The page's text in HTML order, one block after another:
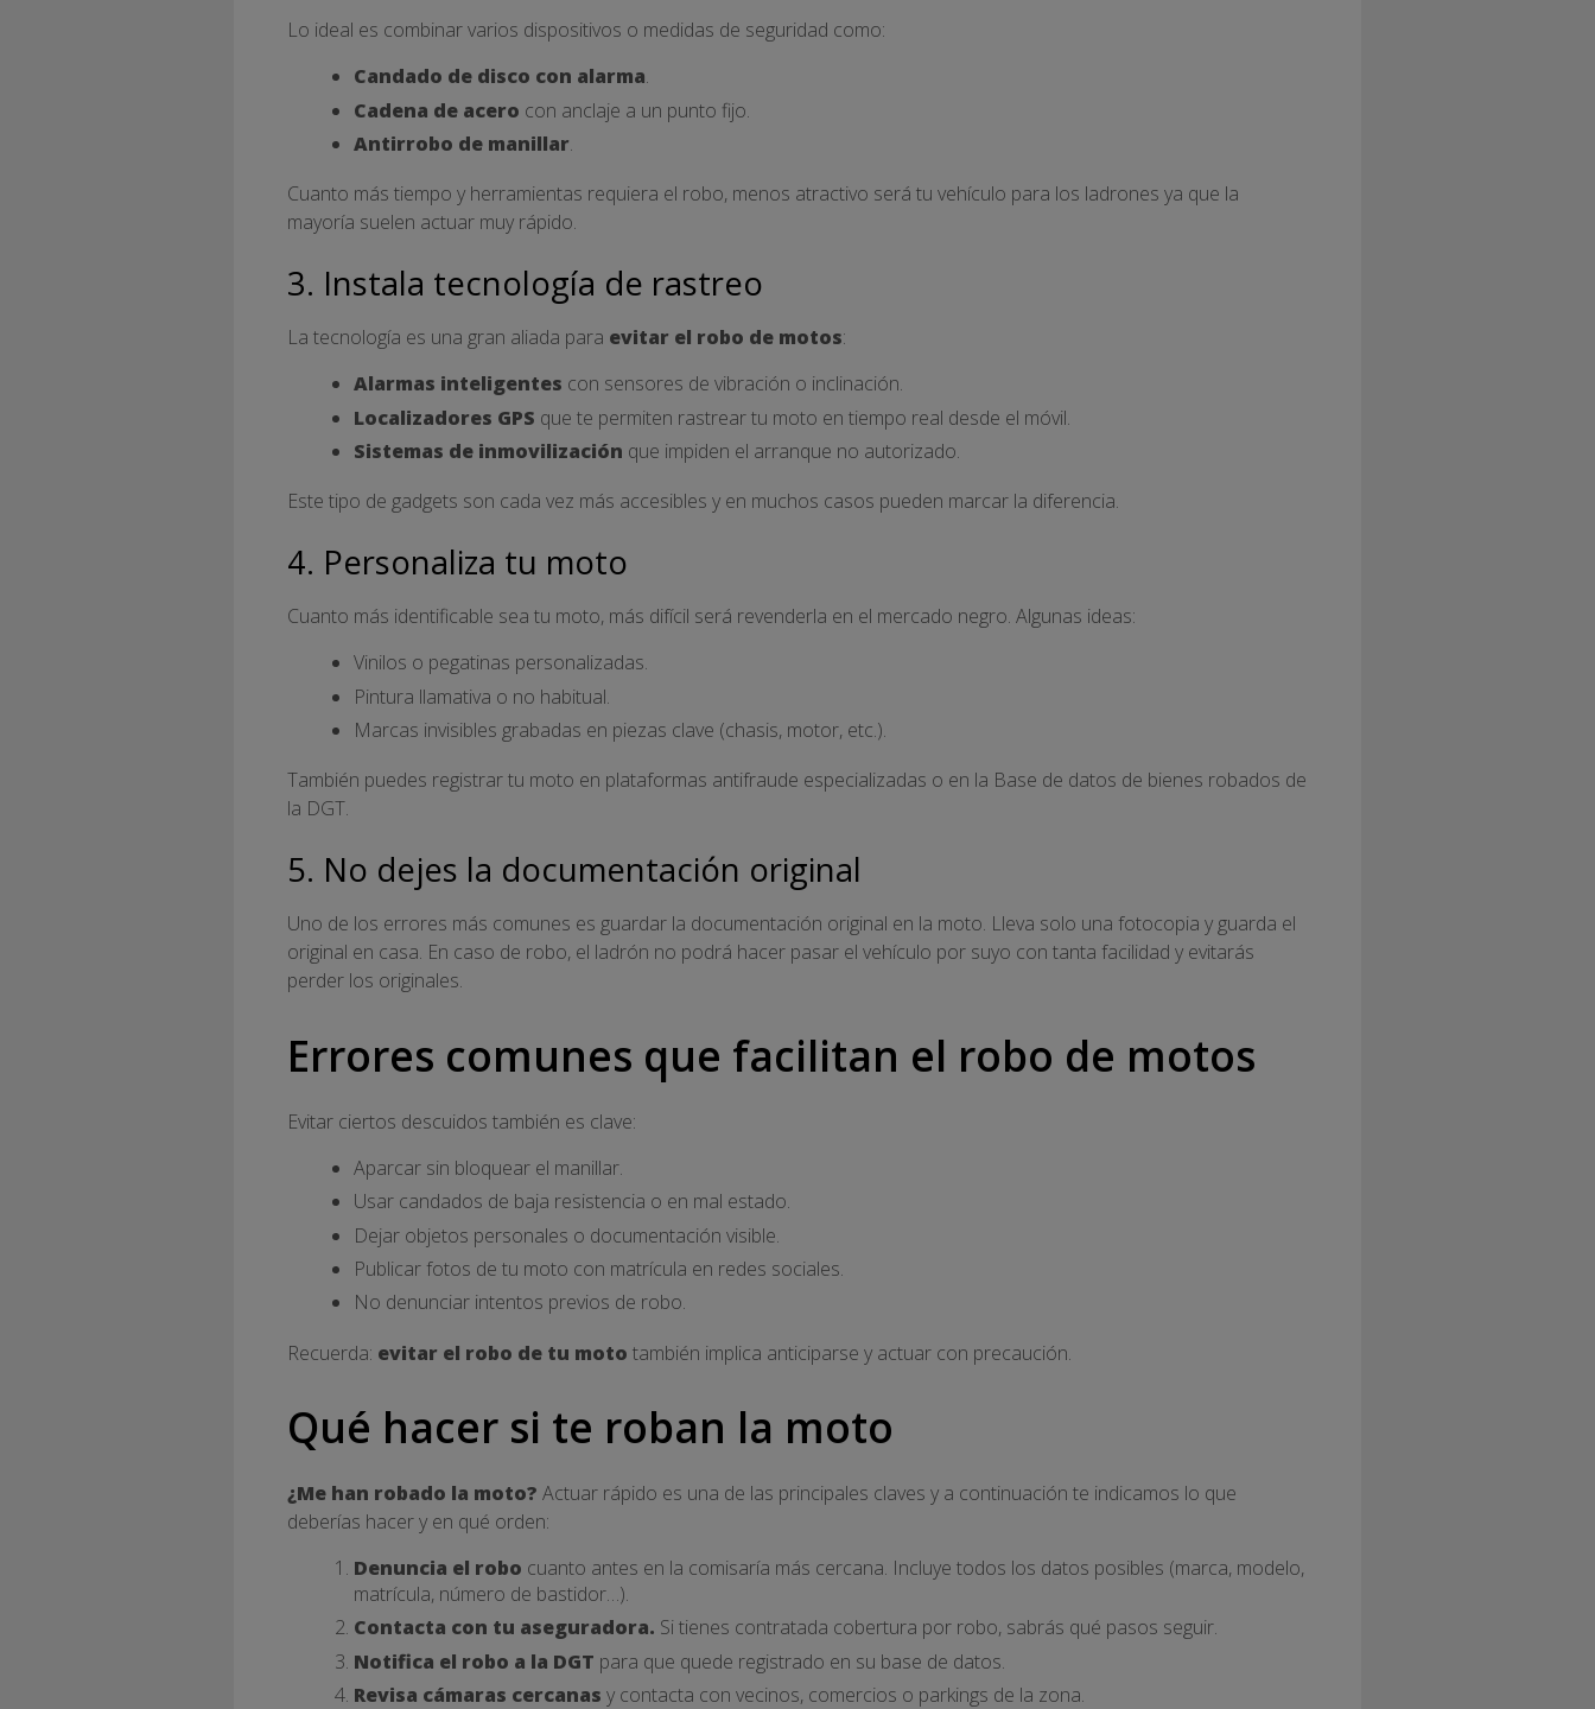
Lo ideal es combinar varios dispositivos o medidas de seguridad como:
Candado de disco con alarma.
Cadena de acero con anclaje a un punto fijo.
Antirrobo de manillar.
Cuanto más tiempo y herramientas requiera el robo, menos atractivo será tu vehículo para los ladrones ya que la
mayoría suelen actuar muy rápido.
3. Instala tecnología de rastreo
La tecnología es una gran aliada para evitar el robo de motos:
Alarmas inteligentes con sensores de vibración o inclinación.
Localizadores GPS que te permiten rastrear tu moto en tiempo real desde el móvil.
Sistemas de inmovilización que impiden el arranque no autorizado.
Este tipo de gadgets son cada vez más accesibles y en muchos casos pueden marcar la diferencia.
4. Personaliza tu moto
Cuanto más identificable sea tu moto, más difícil será revenderla en el mercado negro. Algunas ideas:
Vinilos o pegatinas personalizadas.
Pintura llamativa o no habitual.
Marcas invisibles grabadas en piezas clave (chasis, motor, etc.).
También puedes registrar tu moto en plataformas antifraude especializadas o en la Base de datos de bienes robados de
la DGT.
5. No dejes la documentación original
Uno de los errores más comunes es guardar la documentación original en la moto. Lleva solo una fotocopia y guarda el
original en casa. En caso de robo, el ladrón no podrá hacer pasar el vehículo por suyo con tanta facilidad y evitarás
perder los originales.
Errores comunes que facilitan el robo de motos
Evitar ciertos descuidos también es clave:
Aparcar sin bloquear el manillar.
Usar candados de baja resistencia o en mal estado.
Dejar objetos personales o documentación visible.
Publicar fotos de tu moto con matrícula en redes sociales.
No denunciar intentos previos de robo.
Recuerda: evitar el robo de tu moto también implica anticiparse y actuar con precaución.
Qué hacer si te roban la moto
¿Me han robado la moto? Actuar rápido es una de las principales claves y a continuación te indicamos lo que
deberías hacer y en qué orden:
Denuncia el robo cuanto antes en la comisaría más cercana. Incluye todos los datos posibles (marca, modelo,
matrícula, número de bastidor…).
Contacta con tu aseguradora. Si tienes contratada cobertura por robo, sabrás qué pasos seguir.
Notifica el robo a la DGT para que quede registrado en su base de datos.
Revisa cámaras cercanas y contacta con vecinos, comercios o parkings de la zona.